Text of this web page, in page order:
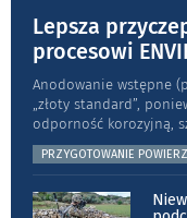
Lepsza
procesowi
Anodowanie wstępne
„złoty standard”,
odporność koro­zyjną,
PRZYGOTOWANIE